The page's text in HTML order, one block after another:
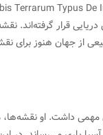
قرار گرفته‌اند.
از جهان هنوز برای
داشت. او نقشه‌ها،